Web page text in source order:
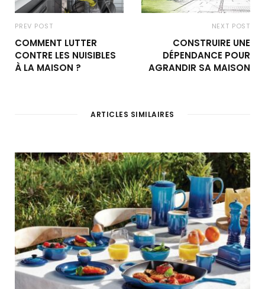
PREV POST
COMMENT LUTTER
CONTRE LES NUISIBLES
À LA MAISON ?
NEXT POST
CONSTRUIRE UNE
DÉPENDANCE POUR
AGRANDIR SA MAISON
ARTICLES SIMILAIRES